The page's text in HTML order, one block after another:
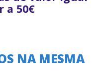
a 50€
NA MESMA